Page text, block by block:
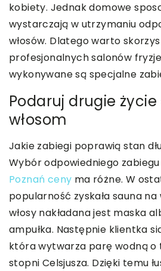
kobiety. Jednak domowe
wystarczają w utrzymaniu
włosów. Dlatego warto
profesjonalnych salonów
wykonywane są specjalne
Podaruj drugie
włosom
Jakie zabiegi poprawią stan
Wybór odpowiedniego
Poznań ceny ma różne. W
popularność zyskała sauna na
włosy nakładana jest maska
ampułka. Następnie klientka
która wytwarza parę wodną
stopni Celsjusza. Dzięki temu